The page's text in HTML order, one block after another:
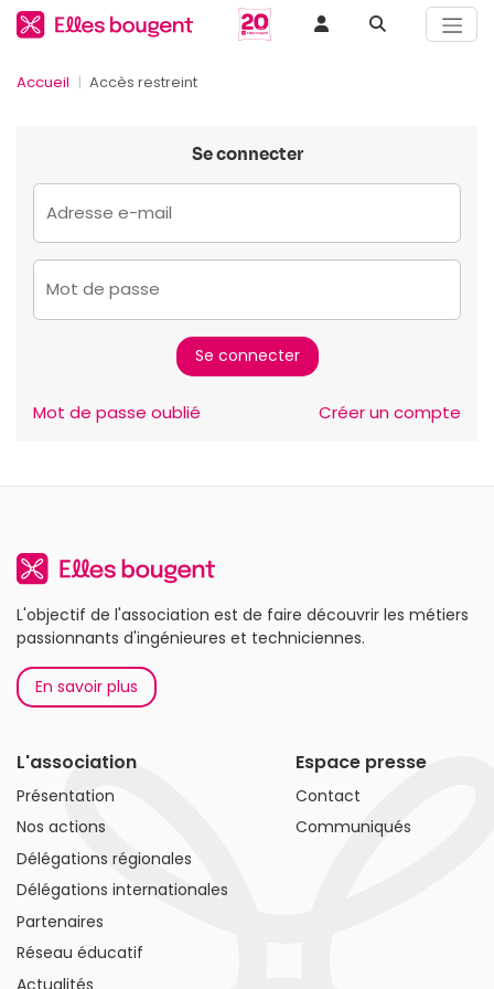
Accueil Accès restreint
Se connecter
Adresse e-mail
Mot de passe
Mot de passe oublié Créer un compte
L'objectif de l'association est de faire découvrir les métiers
passionnants d'ingénieures et techniciennes.
En savoir plus
L'association
Présentation
Nos actions
Délégations régionales
Délégations internationales
Partenaires
Réseau éducatif
Actualités
Espace presse
Contact
Communiqués